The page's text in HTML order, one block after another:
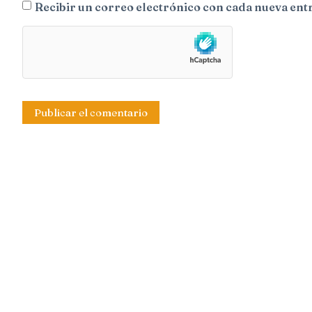
Recibir un correo electrónico con cada nueva